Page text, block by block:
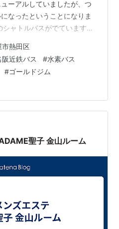
ーアルしていましたが、つ
なったということになりま
ャトルバスがでています。
タイルになって、衣料品売
りました。 イオンモール熱
したっけ？増えたような気
できて、ふたつあります。
ました。シャトレーゼも２
たようです。 …
市熱田区
阪近鉄バス #水素バス
#ゴールドジム
聖子 金山ルーム